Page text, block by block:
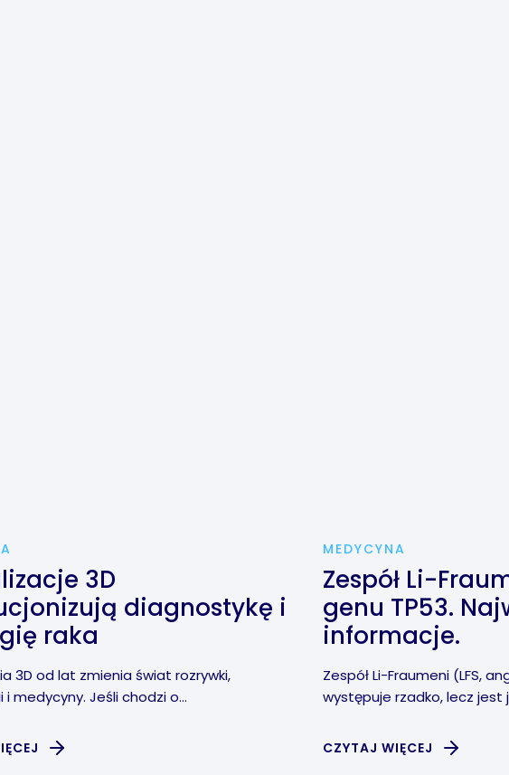
3D
diagnostykę i
raka
3D od lat zmienia świat rozrywki,
medycyny. Jeśli chodzi o...
MEDYCYNA
Zespół Li-
genu TP53.
informacje.
Zespół Li-Fraumeni (LFS,
występuje rzadko, lecz jest
CZYTAJ WIĘCEJ